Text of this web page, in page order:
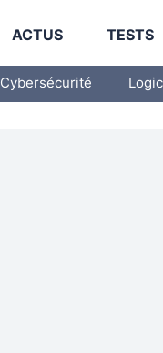
ACTUS TESTS
Cybersécurité